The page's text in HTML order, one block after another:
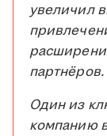
увеличил
партнёров.
Один из
компанию